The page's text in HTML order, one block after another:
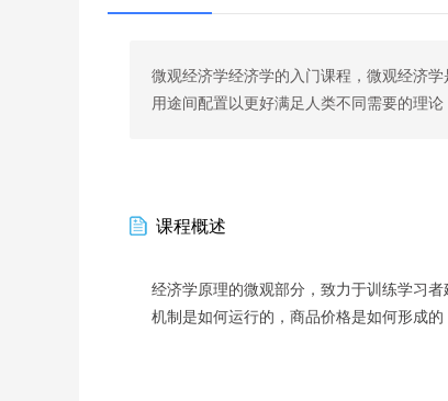
微观经济学经济学的入门课程，微观经济
用途间配置以更好满足人类不同需要的理论
课程概述
经济学原理的微观部分，致力于训练学习
机制是如何运行的，商品价格是如何形成